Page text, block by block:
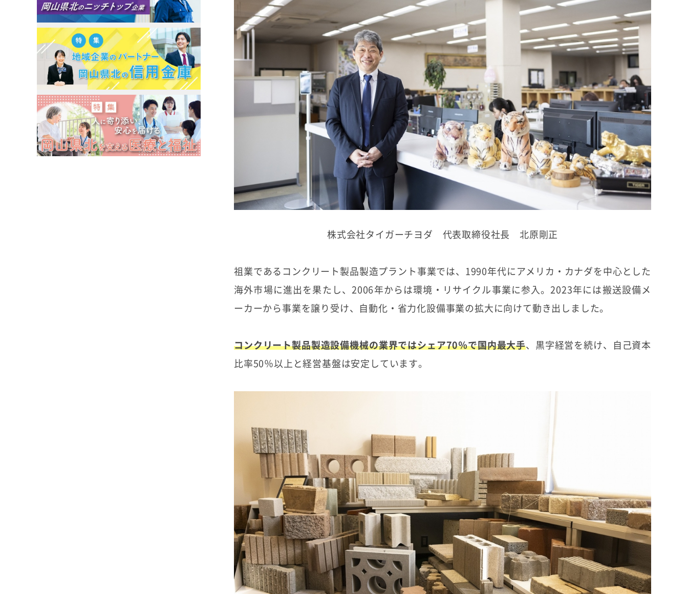
株式会社タイガーチヨダ 代表取締役社長 北原剛正
祖業であるコンクリート製品製造プラント事業では、1990年代にアメリカ・カナダを中心とした
海外市場に進出を果たし、2006年からは環境・リサイクル事業に参入。2023年には搬送設備メ
ーカーから事業を譲り受け、自動化・省力化設備事業の拡大に向けて動き出しました。
コンクリート製品製造設備機械の業界ではシェア70％で国内最大手、黒字経営を続け、自己資本
比率50％以上と経営基盤は安定しています。